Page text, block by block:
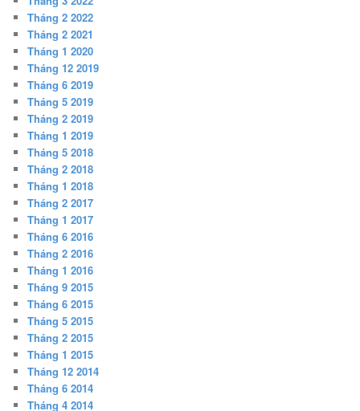
Tháng 2 2022
Tháng 2 2021
Tháng 1 2020
Tháng 12 2019
Tháng 6 2019
Tháng 5 2019
Tháng 2 2019
Tháng 1 2019
Tháng 5 2018
Tháng 2 2018
Tháng 1 2018
Tháng 2 2017
Tháng 1 2017
Tháng 6 2016
Tháng 2 2016
Tháng 1 2016
Tháng 9 2015
Tháng 6 2015
Tháng 5 2015
Tháng 2 2015
Tháng 1 2015
Tháng 12 2014
Tháng 6 2014
Tháng 4 2014